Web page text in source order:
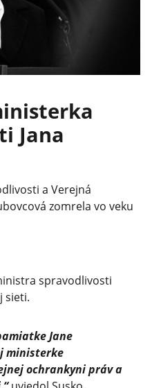
Jana
a Verejná
zomrela vo veku
spravodlivosti
sieti.
Jane
ministerke
ochrankyni práv a